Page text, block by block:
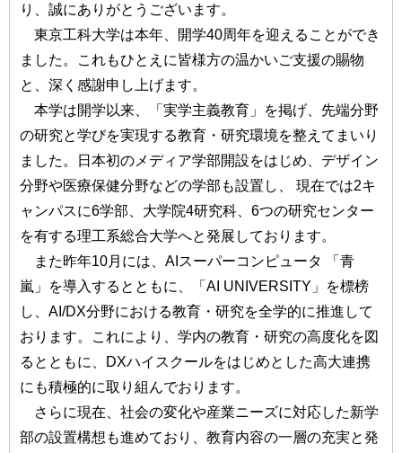
り、誠にありがとうございます。
東京工科大学は本年、開学40周年を迎えることができ
ました。これもひとえに皆様方の温かいご支援の賜物
と、深く感謝申し上げます。
本学は開学以来、「実学主義教育」を掲げ、先端分野
の研究と学びを実現する教育・研究環境を整えてまいり
ました。日本初のメディア学部開設をはじめ、デザイン
分野や医療保健分野などの学部も設置し、 現在では2キ
ャンパスに6学部、大学院4研究科、6つの研究センター
を有する理工系総合大学へと発展しております。
また昨年10月には、AIスーパーコンピュータ 「青
嵐」を導入するとともに、「AI UNIVERSITY」を標榜
し、AI/DX分野における教育・研究を全学的に推進して
おります。これにより、学内の教育・研究の高度化を図
るとともに、DXハイスクールをはじめとした高大連携
にも積極的に取り組んでおります。
さらに現在、社会の変化や産業ニーズに対応した新学
部の設置構想も進めており、教育内容の一層の充実と発